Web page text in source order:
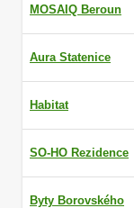
MOSAIQ Beroun
Aura Statenice
Habitat
SO-HO Rezidence
Byty Borovského